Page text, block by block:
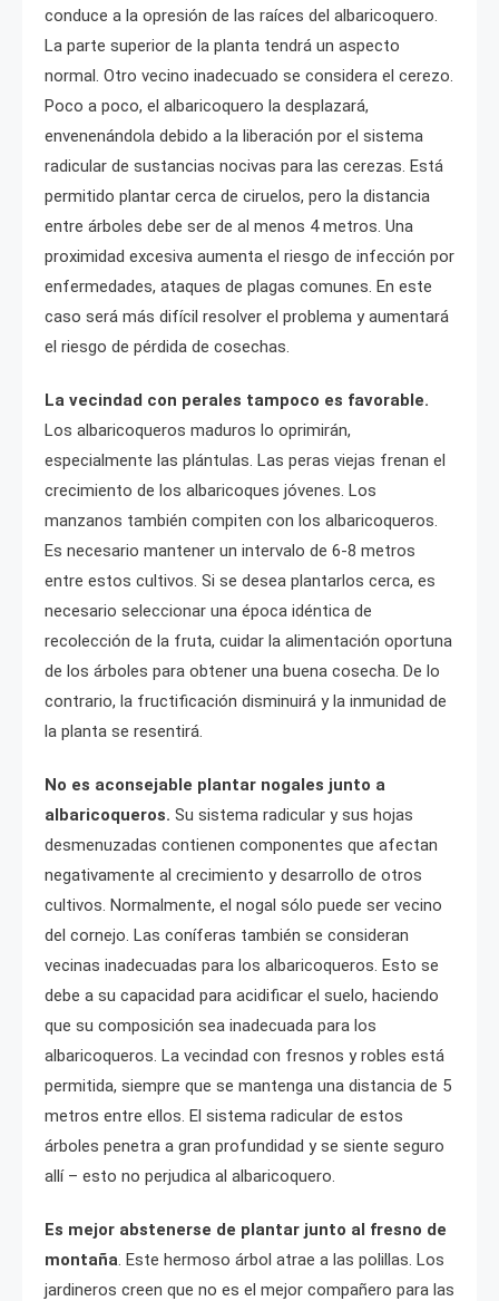
conduce a la opresión de las raíces del albaricoquero.
La parte superior de la planta tendrá un aspecto
normal. Otro vecino inadecuado se considera el cerezo.
Poco a poco, el albaricoquero la desplazará,
envenenándola debido a la liberación por el sistema
radicular de sustancias nocivas para las cerezas. Está
permitido plantar cerca de ciruelos, pero la distancia
entre árboles debe ser de al menos 4 metros. Una
proximidad excesiva aumenta el riesgo de infección por
enfermedades, ataques de plagas comunes. En este
caso será más difícil resolver el problema y aumentará
el riesgo de pérdida de cosechas.
La vecindad con perales tampoco es favorable.
Los albaricoqueros maduros lo oprimirán,
especialmente las plántulas. Las peras viejas frenan el
crecimiento de los albaricoques jóvenes. Los
manzanos también compiten con los albaricoqueros.
Es necesario mantener un intervalo de 6-8 metros
entre estos cultivos. Si se desea plantarlos cerca, es
necesario seleccionar una época idéntica de
recolección de la fruta, cuidar la alimentación oportuna
de los árboles para obtener una buena cosecha. De lo
contrario, la fructificación disminuirá y la inmunidad de
la planta se resentirá.
No es aconsejable plantar nogales junto a
albaricoqueros. Su sistema radicular y sus hojas
desmenuzadas contienen componentes que afectan
negativamente al crecimiento y desarrollo de otros
cultivos. Normalmente, el nogal sólo puede ser vecino
del cornejo. Las coníferas también se consideran
vecinas inadecuadas para los albaricoqueros. Esto se
debe a su capacidad para acidificar el suelo, haciendo
que su composición sea inadecuada para los
albaricoqueros. La vecindad con fresnos y robles está
permitida, siempre que se mantenga una distancia de 5
metros entre ellos. El sistema radicular de estos
árboles penetra a gran profundidad y se siente seguro
allí – esto no perjudica al albaricoquero.
Es mejor abstenerse de plantar junto al fresno de
montaña. Este hermoso árbol atrae a las polillas. Los
jardineros creen que no es el mejor compañero para las